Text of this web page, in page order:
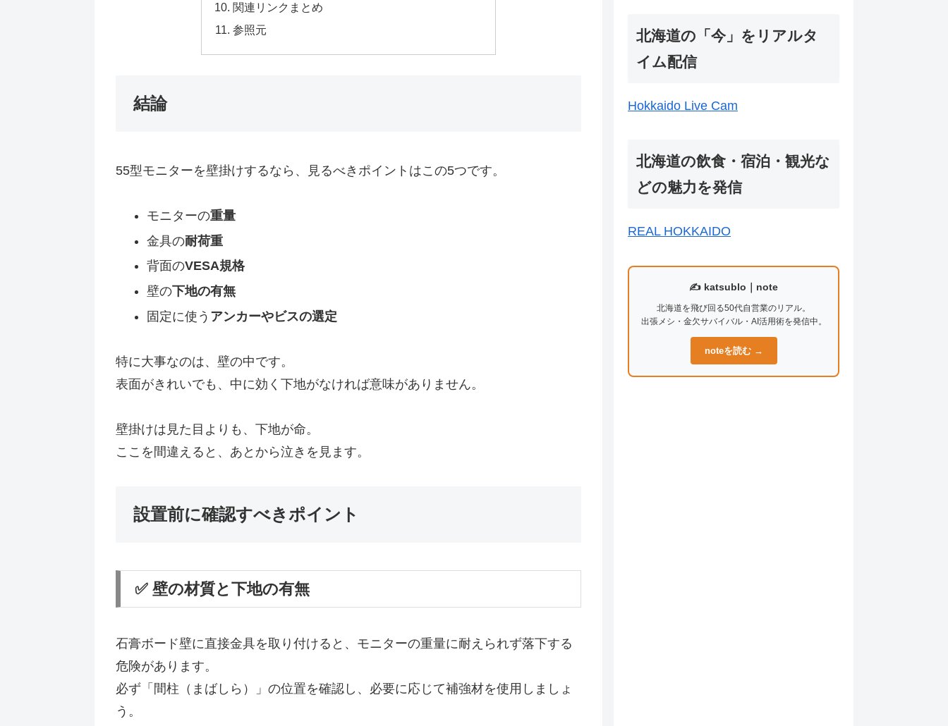
関連リンクまとめ
参照元
結論
55型モニターを壁掛けするなら、見るべきポイントはこの5つです。
モニターの重量
金具の耐荷重
背面のVESA規格
壁の下地の有無
固定に使う アンカーやビスの選定
特に大事なのは、壁の中です。
表面がきれいでも、中に効く下地がなければ意味がありません。
壁掛けは見た目よりも、下地が命。
ここを間違えると、あとから泣きを見ます。
設置前に確認すべきポイント
✅ 壁の材質と下地の有無
石膏ボード壁に直接金具を取り付けると、モニターの重量に耐えられず落下する
危険があります。
必ず「間柱（まばしら）」の位置を確認し、必要に応じて補強材を使用しましょ
う。
北海道の「今」をリアルタ
イム配信
Hokkaido Live Cam
北海道の飲食・宿泊・観光な
どの魅力を発信
REAL HOKKAIDO
✍️ katsublo｜note
北海道を飛び回る50代自営業のリアル。
出張メシ・金欠サバイバル・AI活用術を発信中。
noteを読む →